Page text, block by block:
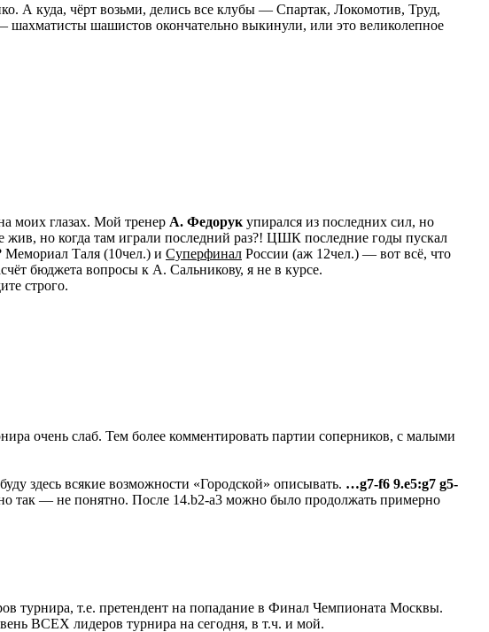
А куда, чёрт возьми, делись все клубы — Спартак, Локомотив, Труд,
шашистов окончательно выкинули, или это великолепное
моих глазах. Мой тренер А. Федорук упирался из последних сил, но
но когда там играли последний раз?! ЦШК последние годы пускал
Мемориал Таля (10чел.) и Суперфинал России (аж 12чел.) — вот всё, что
бюджета вопросы к А. Сальникову, я не в курсе.
строго.
очень слаб. Тем более комментировать партии соперников, с малыми
здесь всякие возможности «Городской» описывать. …g7-f6 9.e5:g7 g5-
так — не понятно. После 14.b2-a3 можно было продолжать примерно
т.е. претендент на попадание в Финал Чемпионата Москвы.
ВСЕХ лидеров турнира на сегодня, в т.ч. и мой.